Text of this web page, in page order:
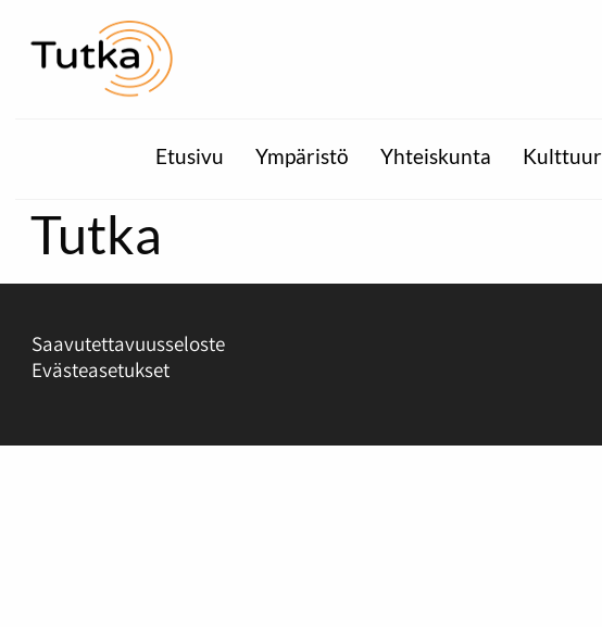
Etusivu Ympäristö Yhteiskunta
Tutka
Saavutettavuusseloste
Evästeasetukset